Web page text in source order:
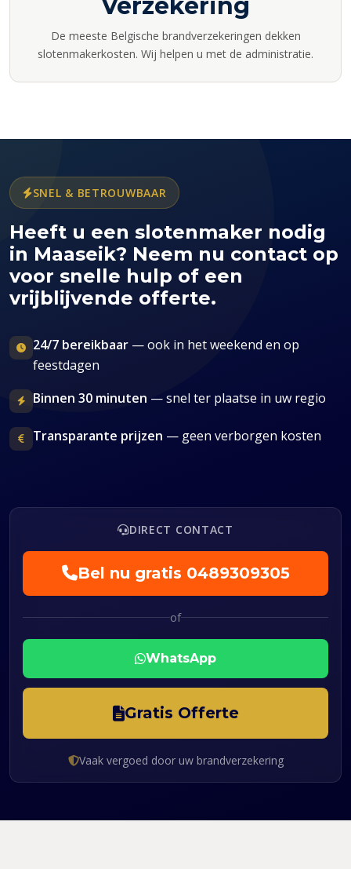
Verzekering
De meeste Belgische brandverzekeringen dekken
slotenmakerkosten. Wij helpen u met de administratie.
SNEL & BETROUWBAAR
Heeft u een slotenmaker nodig
in Maaseik? Neem nu contact op
voor snelle hulp of een
vrijblijvende offerte.
24/7 bereikbaar — ook in het weekend en op
feestdagen
Binnen 30 minuten — snel ter plaatse in uw regio
Transparante prijzen — geen verborgen kosten
DIRECT CONTACT
Bel nu gratis 0489309305
of
WhatsApp
Gratis Offerte
Vaak vergoed door uw brandverzekering